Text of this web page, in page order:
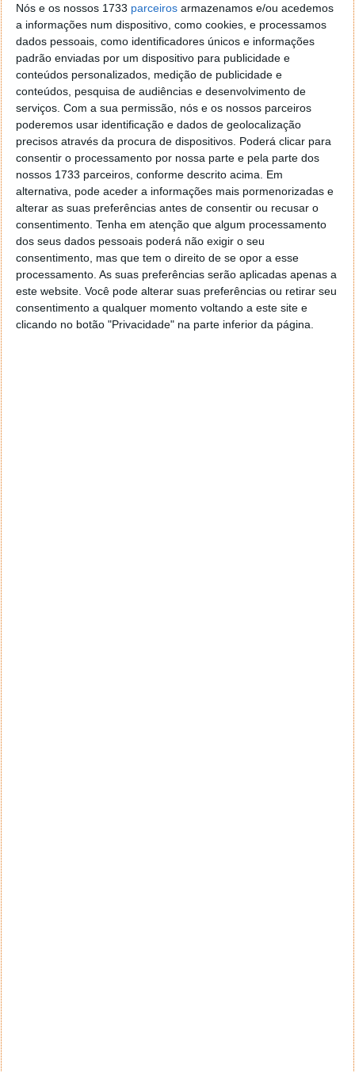
Nós e os nossos 1733 parceiros armazenamos e/ou acedemos
a informações num dispositivo, como cookies, e processamos
dados pessoais, como identificadores únicos e informações
padrão enviadas por um dispositivo para publicidade e
conteúdos personalizados, medição de publicidade e
conteúdos, pesquisa de audiências e desenvolvimento de
serviços. Com a sua permissão, nós e os nossos parceiros
poderemos usar identificação e dados de geolocalização
precisos através da procura de dispositivos. Poderá clicar para
consentir o processamento por nossa parte e pela parte dos
nossos 1733 parceiros, conforme descrito acima. Em
alternativa, pode aceder a informações mais pormenorizadas e
alterar as suas preferências antes de consentir ou recusar o
consentimento. Tenha em atenção que algum processamento
dos seus dados pessoais poderá não exigir o seu
consentimento, mas que tem o direito de se opor a esse
processamento. As suas preferências serão aplicadas apenas a
este website. Você pode alterar suas preferências ou retirar seu
consentimento a qualquer momento voltando a este site e
clicando no botão "Privacidade" na parte inferior da página.
Apesar de não estar a ter muita visibilidade, o
Android 15 continua a ser desenvolvido pela Google a
um ritmo acelerado. A gigante das pesquisas tem um
calendário bem definido e quer começar em breve a
mostrar o que prepara. Agora revelou a segunda
versão do Android 15 e nas muitas novidades surge
finalmente a comunicação por satélite.